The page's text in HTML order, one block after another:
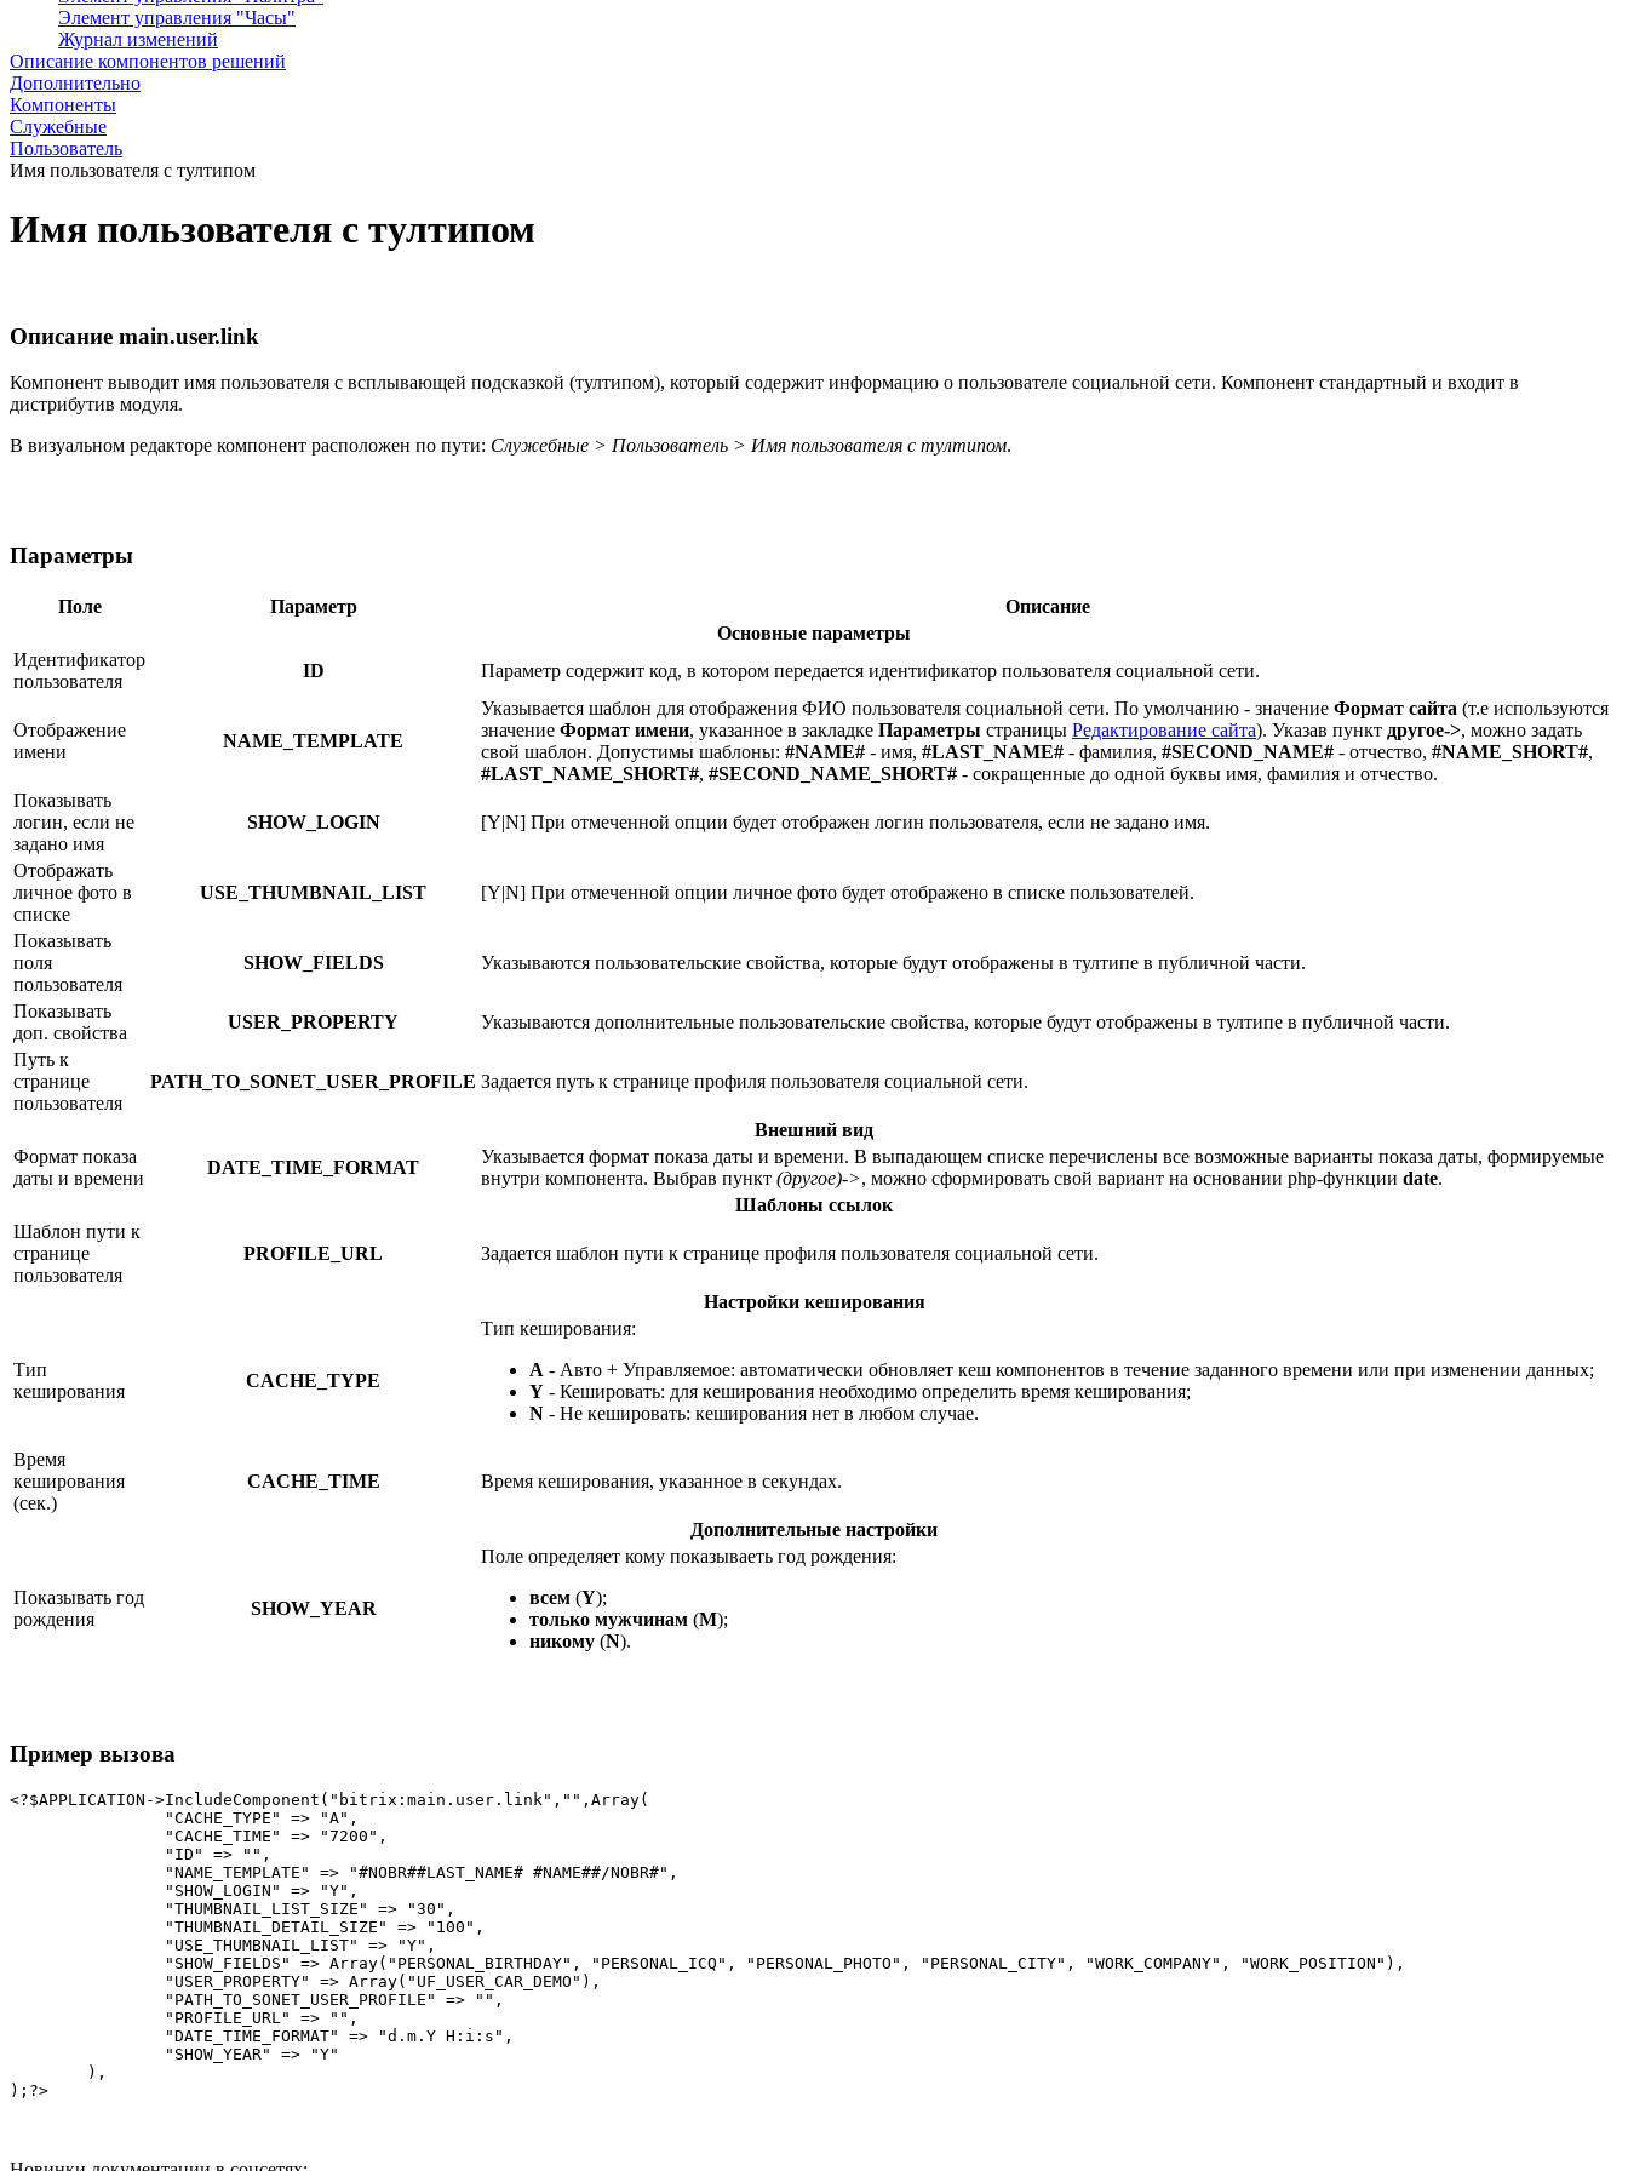
Элемент управления "Часы"
Журнал изменений
Описание компонентов решений
Дополнительно
Компоненты
Служебные
Пользователь
Имя пользователя с тултипом
Имя пользователя с тултипом
Описание main.user.link
Компонент выводит имя пользователя с всплывающей подсказкой (тултипом), который содержит информацию о пользователе социальной сети. Компонент стандартный и входит в
дистрибутив модуля.
В визуальном редакторе компонент расположен по пути: Служебные > Пользователь > Имя пользователя с тултипом.
Параметры
Поле Параметр
Описание
Основные параметры
Идентификатор
пользователя
ID Параметр содержит код, в котором передается идентификатор пользователя социальной сети.
Отображение
имени
NAME_TEMPLATE
Указывается шаблон для отображения ФИО пользователя социальной сети. По умолчанию - значение Формат сайта (т.е используются
значение Формат имени, указанное в закладке Параметры страницы Редактирование сайта). Указав пункт другое->, можно задать
свой шаблон. Допустимы шаблоны: #NAME# - имя, #LAST_NAME# - фамилия, #SECOND_NAME# - отчество, #NAME_SHORT#,
#LAST_NAME_SHORT#, #SECOND_NAME_SHORT# - сокращенные до одной буквы имя, фамилия и отчество.
Показывать
логин, если не
задано имя
SHOW_LOGIN [Y|N] При отмеченной опции будет отображен логин пользователя, если не задано имя.
Отображать
личное фото в
списке
USE_THUMBNAIL_LIST [Y|N] При отмеченной опции личное фото будет отображено в списке пользователей.
Показывать
поля
пользователя
SHOW_FIELDS Указываются пользовательские свойства, которые будут отображены в тултипе в публичной части.
Показывать
доп. свойства
USER_PROPERTY
Указываются дополнительные пользовательские свойства, которые будут отображены в тултипе в публичной части.
Путь к
странице
пользователя
PATH_TO_SONET_USER_PROFILE Задается путь к странице профиля пользователя социальной сети.
Внешний вид
Формат показа
даты и времени
DATE_TIME_FORMAT
Указывается формат показа даты и времени. В выпадающем списке перечислены все возможные варианты показа даты, формируемые
внутри компонента. Выбрав пункт (другое)->, можно сформировать свой вариант на основании php-функции date.
Шаблоны ссылок
Шаблон пути к
странице
пользователя
PROFILE_URL Задается шаблон пути к странице профиля пользователя социальной сети.
Настройки кеширования
Тип
кеширования
CACHE_TYPE
Тип кеширования:
A - Авто + Управляемое: автоматически обновляет кеш компонентов в течение заданного времени или при изменении данных;
Y - Кешировать: для кеширования необходимо определить время кеширования;
N - Не кешировать: кеширования нет в любом случае.
Время
кеширования
(сек.)
CACHE_TIME Время кеширования, указанное в секундах.
Дополнительные настройки
Показывать год
рождения
SHOW_YEAR
Поле определяет кому показываеть год рождения:
всем (Y);
только мужчинам (M);
никому (N).
Пример вызова
<?$APPLICATION->IncludeComponent("bitrix:main.user.link","",Array(